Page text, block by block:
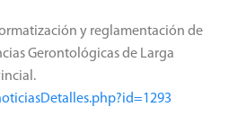
y reglamentación de
Gerontológicas de Larga